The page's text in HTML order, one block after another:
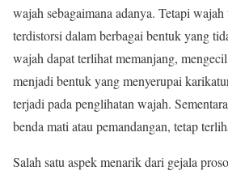
wajah sebagaimana adanya. Tetapi
terdistorsi dalam berbagai bentuk yang
wajah dapat terlihat memanjang,
menjadi bentuk yang menyerupai
terjadi pada penglihatan wajah.
benda mati atau pemandangan, tetap
Salah satu aspek menarik dari gejala